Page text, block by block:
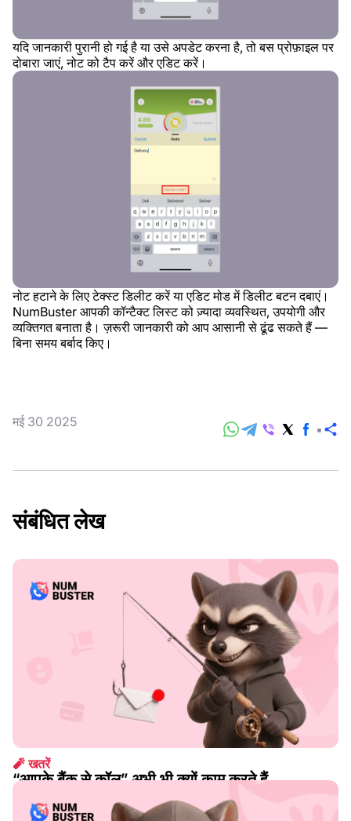
यदि जानकारी पुरानी हो गई है या उसे अपडेट करना है, तो बस प्रोफ़ाइल पर
दोबारा जाएं, नोट को टैप करें और एडिट करें।
नोट हटाने के लिए टेक्स्ट डिलीट करें या एडिट मोड में डिलीट बटन दबाएं।
NumBuster आपकी कॉन्टैक्ट लिस्ट को ज़्यादा व्यवस्थित, उपयोगी और
व्यक्तिगत बनाता है। ज़रूरी जानकारी को आप आसानी से ढूंढ सकते हैं —
बिना समय बर्बाद किए।
मई 30 2025
संबंधित लेख
🧨 खतरें
“आपके बैंक से कॉल” अभी भी क्यों काम करते हैं